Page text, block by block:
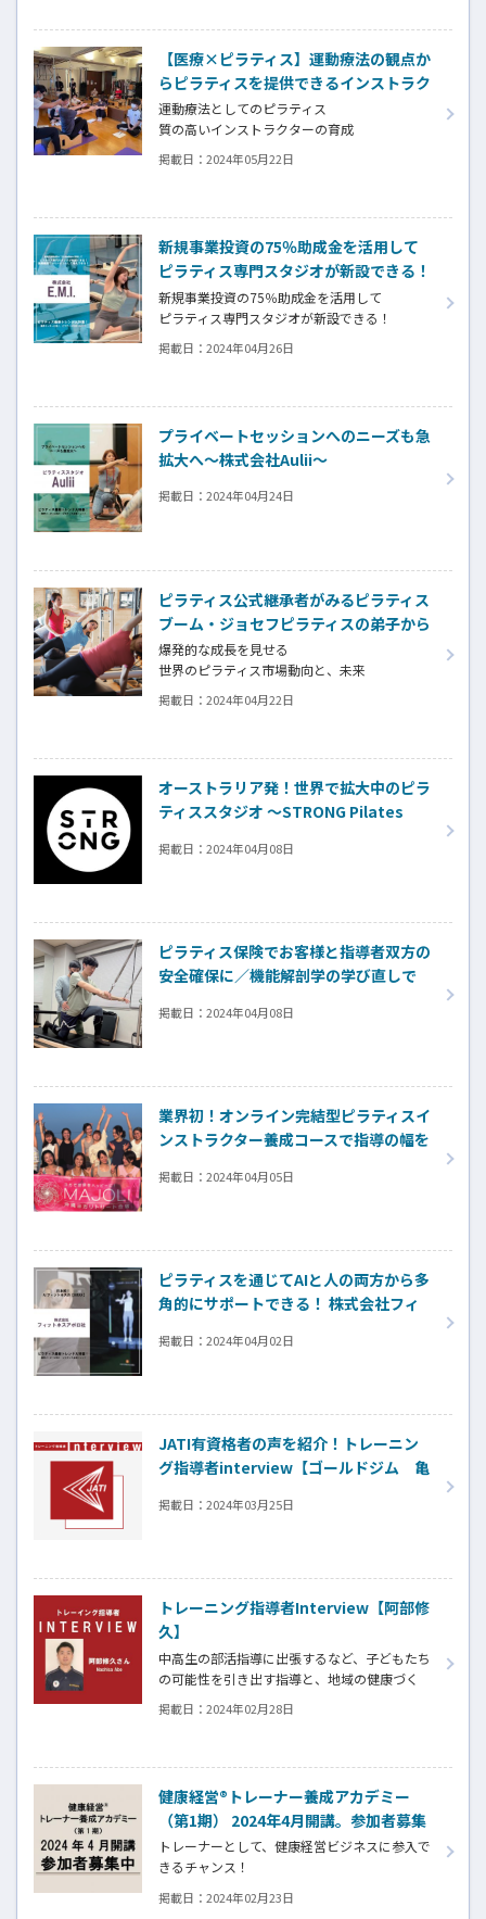
【医療×ピラティス】運動療法の観点か
らピラティスを提供できるインストラク
ターに！Pilates Lab®養成コース情報
運動療法としてのピラティス
質の高いインストラクターの育成
と活躍の場の提供を
掲載日： 2024年05月22日
新規事業投資の75％助成金を活用して
ピラティス専門スタジオが新設できる！
～(株)E.M.I.～
新規事業投資の75％助成金を活用して
ピラティス専門スタジオが新設できる！
医療機関ではリハビリとして導入できる！※
※マット、マシンどちらも対象
掲載日： 2024年04月26日
プライベートセッションへのニーズも急
拡大へ～株式会社Aulii～
掲載日： 2024年04月24日
ピラティス公式継承者がみるピラティス
ブーム・ジョセフピラティスの弟子から
も指導を受けられる！～ピラティスメソ
ッドジャパン株式会社～
爆発的な成長を見せる
世界のピラティス市場動向と、未来
指導者がプロフェッショナリズムを高めるこ
とがブームに終わらない市場をつくる
掲載日： 2024年04月22日
オーストラリア発！世界で拡大中のピラ
ティススタジオ ～STRONG Pilates
掲載日： 2024年04月08日
ピラティス保険でお客様と指導者双方の
安全確保に／機能解剖学の学び直しで
CODE7～
掲載日： 2024年04月08日
業界初！オンライン完結型ピラティスイ
ンストラクター養成コースで指導の幅を
掲載日： 2024年04月05日
ピラティスを通じてAIと人の両方から多
角的にサポートできる！ 株式会社フィ
掲載日： 2024年04月02日
JATI有資格者の声を紹介！トレーニン
グ指導者interview【ゴールドジム 亀
掲載日： 2024年03月25日
トレーニング指導者Interview【阿部修
久】
中高生の部活指導に出張するなど、子どもたち
の可能性を引き出す指導と、地域の健康づく
りをトータルサポートする阿部修久さんにイ
ンタビューさせて頂きました。
掲載日： 2024年02月28日
健康経営®トレーナー養成アカデミー
（第1期） 2024年4月開講。参加者募集
中
トレーナーとして、健康経営ビジネスに参入で
きるチャンス！
健康経営ビジネスを、ゼロから学べて、収益化
までを徹底サポート
掲載日： 2024年02月23日